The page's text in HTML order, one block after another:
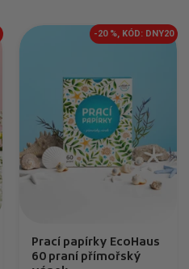
Prací papírky EcoHaus
60 praní přímořský
-20 %, KÓD: DNY20